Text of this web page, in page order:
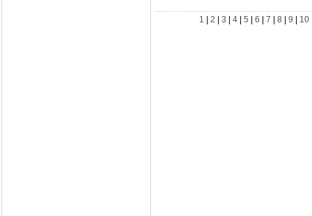
1 |2 |3 |4 |5 |6 |7 |8 |9 10